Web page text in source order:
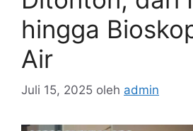
hingga
Air
Juli 15, 2025 oleh admin